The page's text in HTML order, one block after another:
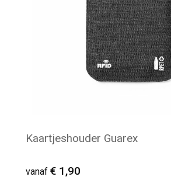
Kaartjeshouder Guarex
vanaf € 1,90